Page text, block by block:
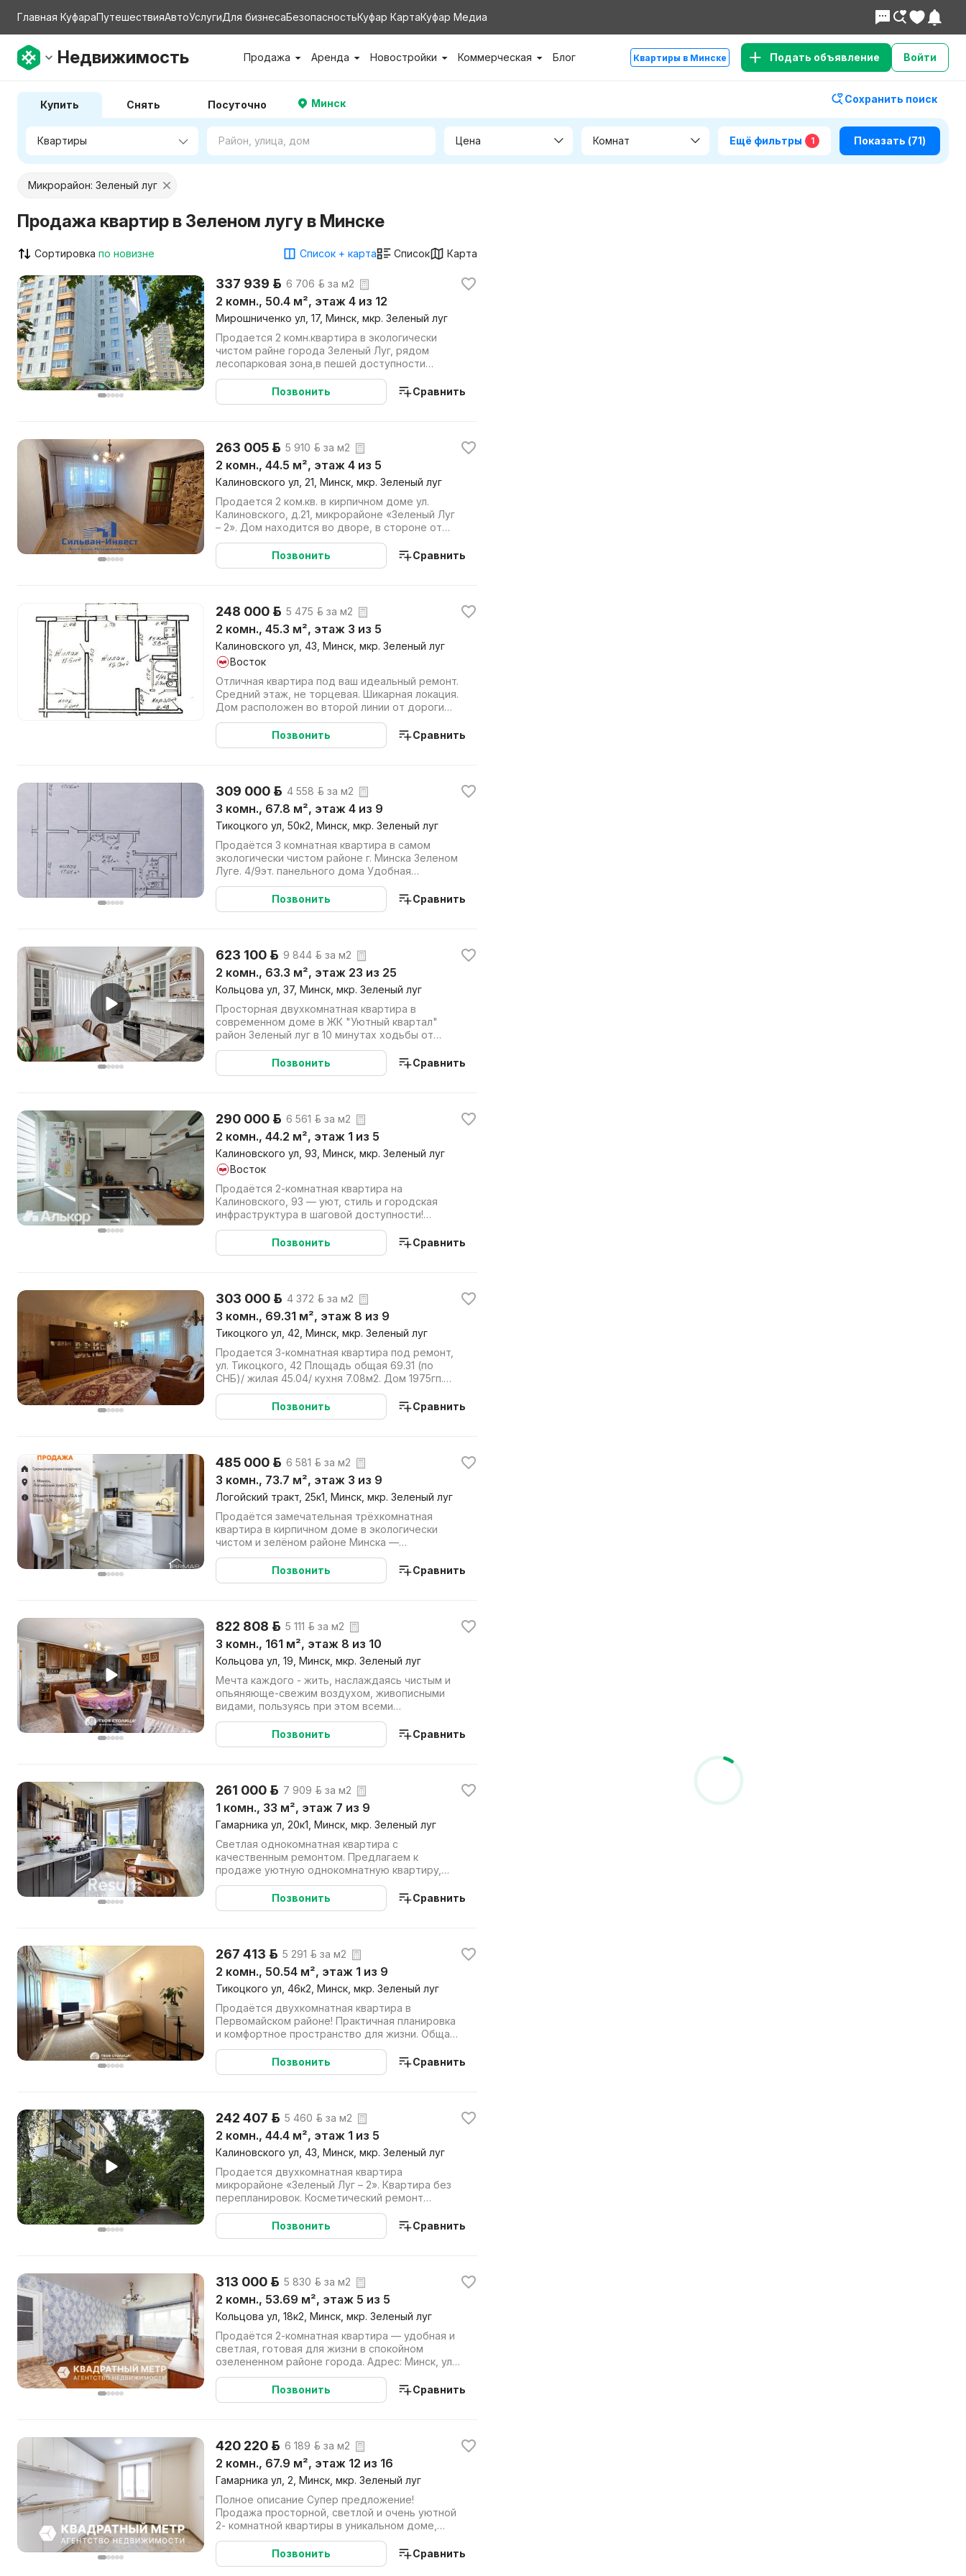
Главная КуфараПутешествияАвтоУслугиДля бизнесаБезопасностьКуфар КартаКуфар Медиа
Недвижимость Продажа Аренда Новостройки Коммерческая Блог Квартиры в Минске Подать объявление Войти
Купить Снять Посуточно Минск Сохранить поиск
Цена Комнат Ещё фильтры 1 Показать (71)
Микрорайон: Зеленый луг
Продажа квартир в Зеленом лугу в Минске
Сортировка по новизне Список + карта Список Карта
337 939 р. 6 706 р. за м2
2 комн., 50.4 м², этаж 4 из 12
Мирошниченко ул, 17, Минск, мкр. Зеленый луг
Продается 2 комн.квартира в экологически
чистом райне города Зеленый Луг, рядом
лесопарковая зона,в пешей доступности
цнянское водохранилище,оборудова...
Позвонить
Сравнить
263 005 р. 5 910 р. за м2
2 комн., 44.5 м², этаж 4 из 5
Калиновского ул, 21, Минск, мкр. Зеленый луг
Продается 2 ком.кв. в кирпичном доме ул.
Калиновского, д.21, микрорайоне «Зеленый Луг
– 2». Дом находится во дворе, в стороне от
шума городских улиц. ...
Позвонить
Сравнить
248 000 р. 5 475 р. за м2
2 комн., 45.3 м², этаж 3 из 5
Калиновского ул, 43, Минск, мкр. Зеленый луг
Восток
Отличная квартира под ваш идеальный ремонт.
Средний этаж, не торцевая. Шикарная локация.
Дом расположен во второй линии от дороги
рядом в тихом зелёно...
Позвонить
Сравнить
309 000 р. 4 558 р. за м2
3 комн., 67.8 м², этаж 4 из 9
Тикоцкого ул, 50к2, Минск, мкр. Зеленый луг
Продаётся 3 комнатная квартира в самом
экологически чистом районе г. Минска Зеленом
Луге. 4/9эт. панельного дома Удобная
планировка, просторные комна...
Позвонить
Сравнить
623 100 р. 9 844 р. за м2
2 комн., 63.3 м², этаж 23 из 25
Кольцова ул, 37, Минск, мкр. Зеленый луг
Просторная двухкомнатная квартира в
современном доме в ЖК "Уютный квартал"
район Зеленый луг в 10 минутах ходьбы от
Цнянского водохранилища. г. Минс...
Позвонить
Сравнить
290 000 р. 6 561 р. за м2
2 комн., 44.2 м², этаж 1 из 5
Калиновского ул, 93, Минск, мкр. Зеленый луг
Восток
Продаётся 2-комнатная квартира на
Калиновского, 93 — уют, стиль и городская
инфраструктура в шаговой доступности!
Особенности, которые вы оцените: · У...
Позвонить
Сравнить
303 000 р. 4 372 р. за м2
3 комн., 69.31 м², этаж 8 из 9
Тикоцкого ул, 42, Минск, мкр. Зеленый луг
Продается 3-комнатная квартира под ремонт,
ул. Тикоцкого, 42 Площадь общая 69.31 (по
СНБ)/ жилая 45.04/ кухня 7.08м2. Дом 1975гп.
Две лоджии на разн...
Позвонить
Сравнить
485 000 р. 6 581 р. за м2
3 комн., 73.7 м², этаж 3 из 9
Логойский тракт, 25к1, Минск, мкр. Зеленый луг
Продаётся замечательная трёхкомнатная
квартира в кирпичном доме в экологически
чистом и зелёном районе Минска —
микрорайоне Зелёный Луг. Квартира расп...
Позвонить
Сравнить
822 808 р. 5 111 р. за м2
3 комн., 161 м², этаж 8 из 10
Кольцова ул, 19, Минск, мкр. Зеленый луг
Мечта каждого - жить, наслаждаясь чистым и
опьяняюще-свежим воздухом, живописными
видами, пользуясь при этом всеми
преимуществами большого города. Пре...
Позвонить
Сравнить
261 000 р. 7 909 р. за м2
1 комн., 33 м², этаж 7 из 9
Гамарника ул, 20к1, Минск, мкр. Зеленый луг
Светлая однокомнатная квартира с
качественным ремонтом. Предлагаем к
продаже уютную однокомнатную квартиру,
расположенную на комфортном 7-м этаже де...
Позвонить
Сравнить
267 413 р. 5 291 р. за м2
2 комн., 50.54 м², этаж 1 из 9
Тикоцкого ул, 46к2, Минск, мкр. Зеленый луг
Продаётся двухкомнатная квартира в
Первомайском районе! Практичная планировка
и комфортное пространство для жизни. Общая
площадь квартиры 50,54 м...
Позвонить
Сравнить
242 407 р. 5 460 р. за м2
2 комн., 44.4 м², этаж 1 из 5
Калиновского ул, 43, Минск, мкр. Зеленый луг
Продается двухкомнатная квартира
микрорайоне «Зеленый Луг – 2». Квартира без
перепланировок. Косметический ремонт
квартире не помешает, зато как захот...
Позвонить
Сравнить
313 000 р. 5 830 р. за м2
2 комн., 53.69 м², этаж 5 из 5
Кольцова ул, 18к2, Минск, мкр. Зеленый луг
Продаётся 2‑комнатная квартира — удобная и
светлая, готовая для жизни в спокойном
озелененном районе города. Адрес: Минск, ул.
Кольцова, 18 корп. 2. Э...
Позвонить
Сравнить
420 220 р. 6 189 р. за м2
2 комн., 67.9 м², этаж 12 из 16
Гамарника ул, 2, Минск, мкр. Зеленый луг
Полное описание Супер предложение!
Продажа просторной, светлой и очень уютной
2- комнатной квартиры в уникальном доме,
построенном по немецкому проек...
Позвонить
Сравнить